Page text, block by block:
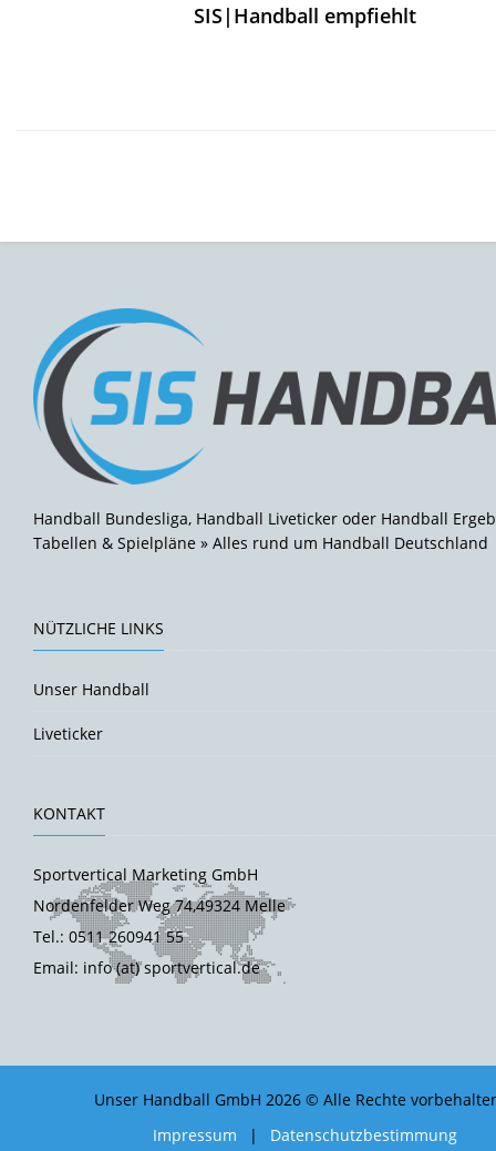
SIS|Handball empfiehlt
Handball Bundesliga, Handball Liveticker oder Handball
Tabellen & Spielpläne » Alles rund um Handball Deutschland
NÜTZLICHE LINKS
Unser Handball
Liveticker
KONTAKT
Sportvertical Marketing GmbH
Nordenfelder Weg 74,49324 Melle
Tel.: 0511 260941 55
Email: info (at) sportvertical.de
Unser Handball GmbH 2026 © Alle Rechte
Impressum
| Datenschutzbestimmung